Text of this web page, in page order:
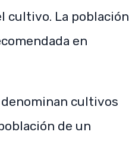
cultivo. La población
en
cultivos
de un